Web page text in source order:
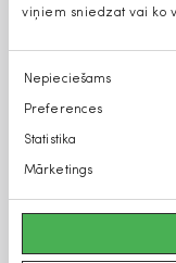
viņiem sniedzat vai ko
Piekrišanas
izvēle
Nepieciešams
Preferences
Statistika
Mārketings